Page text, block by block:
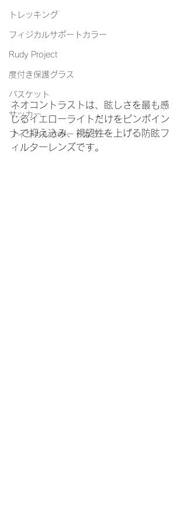
トレッキング
フィジカルサポートカラー
Rudy Project
度付き保護グラス
バスケット
サッカー
フィジカルサポートカラー
ネオコントラストは、眩しさを最も感
じるイエローライトだけをピンポイン
トで抑え込み、視認性を上げる防眩フ
ィルターレンズです。